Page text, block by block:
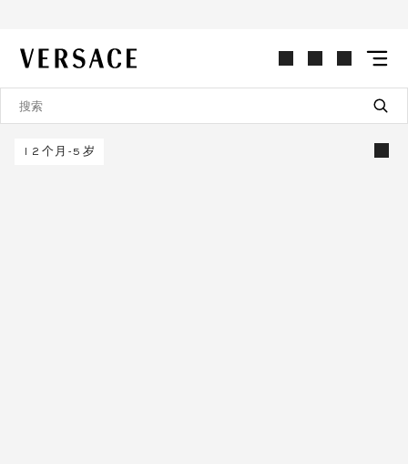
VERSACE | 主页
12个月-5岁